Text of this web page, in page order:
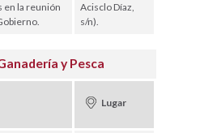
en la reunión
Acisclo Díaz,
s/n).
y Pesca
Lugar